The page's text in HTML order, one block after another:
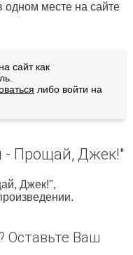
одном месте на сайте
сайт как
либо войти на
Прощай, Джек!"
Джек!",
Оставьте Ваш